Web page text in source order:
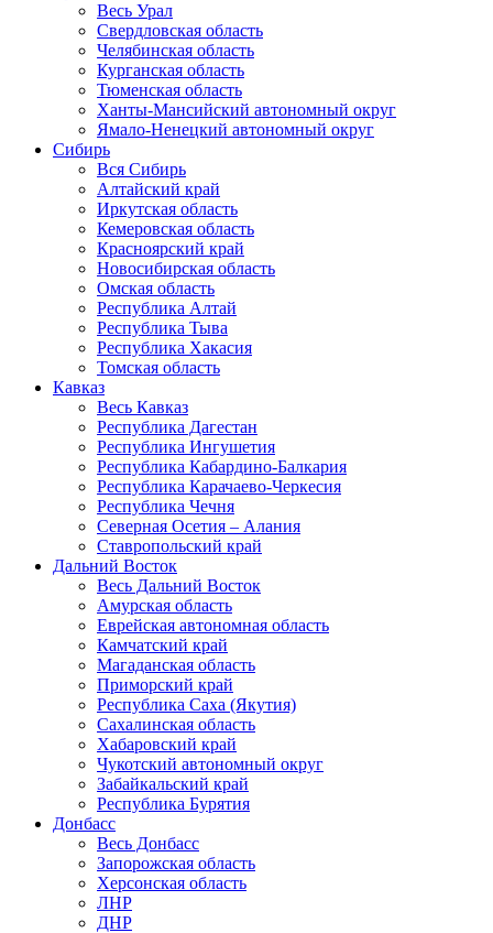
Весь Урал
Свердловская область
Челябинская область
Курганская область
Тюменская область
Ханты-Мансийский автономный округ
Ямало-Ненецкий автономный округ
Сибирь
Вся Сибирь
Алтайский край
Иркутская область
Кемеровская область
Красноярский край
Новосибирская область
Омская область
Республика Алтай
Республика Тыва
Республика Хакасия
Томская область
Кавказ
Весь Кавказ
Республика Дагестан
Республика Ингушетия
Республика Кабардино-Балкария
Республика Карачаево-Черкесия
Республика Чечня
Северная Осетия – Алания
Ставропольский край
Дальний Восток
Весь Дальний Восток
Амурская область
Еврейская автономная область
Камчатский край
Магаданская область
Приморский край
Республика Саха (Якутия)
Сахалинская область
Хабаровский край
Чукотский автономный округ
Забайкальский край
Республика Бурятия
Донбасс
Весь Донбасс
Запорожская область
Херсонская область
ЛНР
ДНР